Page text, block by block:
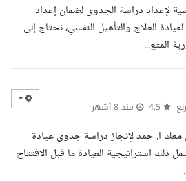
لإعداد دراسة الجدوى لضمان إعداد
العلاج والتأهيل النفسي، نحتاج إلى
المتع...
منذ 8 أشهر
معك ا. حمد لإنجاز دراسة جدوى عيادة
ذلك استراتيجية العيادة ما قبل الافتتاح